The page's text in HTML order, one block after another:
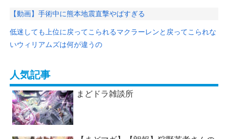
【動画】手術中に熊本地震直撃やばすぎる
低迷しても上位に戻ってこられるマクラーレンと戻ってこられな
いウィリアムズは何が違うの
人気記事
まどドラ雑談所